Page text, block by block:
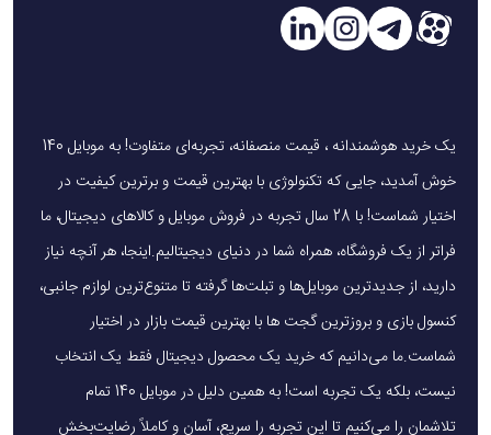
یک خرید هوشمندانه ، قیمت منصفانه، تجربه‌ای متفاوت! به موبایل 140
خوش آمدید، جایی که تکنولوژی با بهترین قیمت و برترین کیفیت در
اختیار شماست! با 28 سال تجربه در فروش موبایل و کالاهای دیجیتال، ما
فراتر از یک فروشگاه، همراه شما در دنیای دیجیتالیم.اینجا، هر آنچه نیاز
دارید، از جدیدترین موبایل‌ها و تبلت‌ها گرفته تا متنوع‌ترین لوازم جانبی،
کنسول بازی و بروزترین گجت ها با بهترین قیمت بازار در اختیار
شماست.ما می‌دانیم که خرید یک محصول دیجیتال فقط یک انتخاب
نیست، بلکه یک تجربه است! به همین دلیل در موبایل 140 تمام
تلاشمان را می‌کنیم تا این تجربه را سریع، آسان و کاملاً رضایت‌بخش